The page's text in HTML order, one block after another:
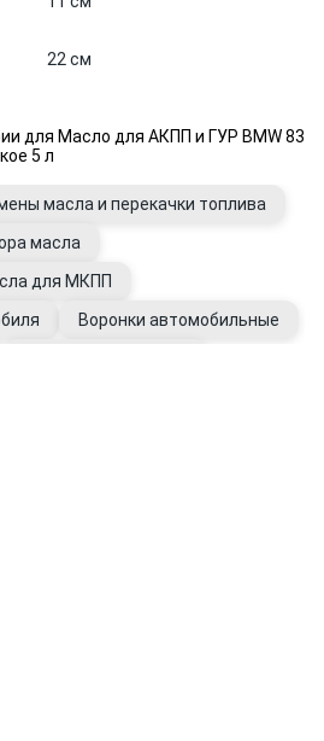
22 см
для Масло для АКПП и ГУР BMW 83
5 л
масла и перекачки топлива
масла
для МКПП
Воронки автомобильные